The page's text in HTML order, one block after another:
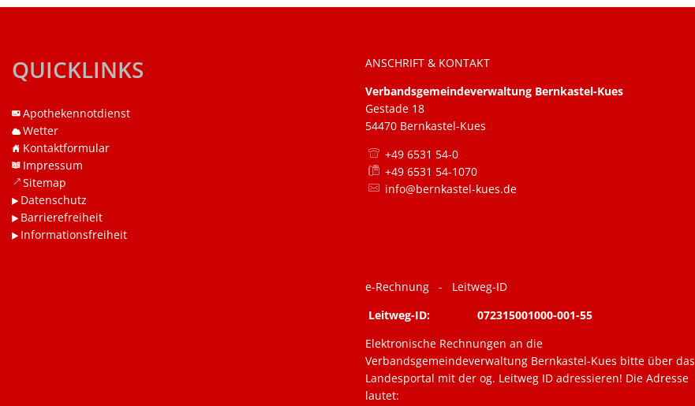
QUICKLINKS
Apothekennotdienst
Wetter
Kontaktformular
Impressum
Sitemap
Datenschutz
Barrierefreiheit
Informationsfreiheit
ANSCHRIFT & KONTAKT
Verbandsgemeindeverwaltung Bernkastel-Kues
Gestade 18
54470 Bernkastel-Kues
+49 6531 54-0
+49 6531 54-1070
info@bernkastel-kues.de
e-Rechnung - Leitweg-ID
Leitweg-ID: 072315001000-001-55
Elektronische Rechnungen an die
Verbandsgemeindeverwaltung Bernkastel-Kues bitte über das
Landesportal mit der og. Leitweg ID adressieren! Die Adresse
lautet: